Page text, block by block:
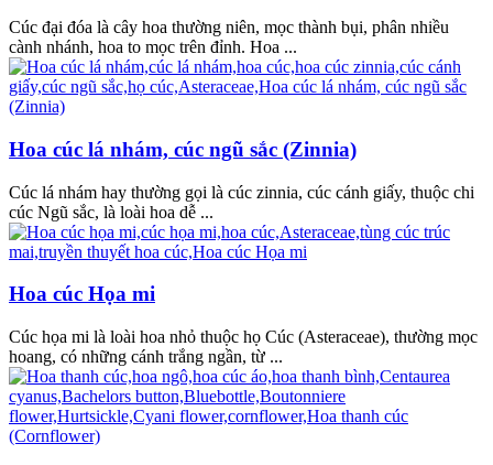
Cúc đại đóa là cây hoa thường niên, mọc thành bụi, phân nhiều
cành nhánh, hoa to mọc trên đỉnh. Hoa ...
Hoa cúc lá nhám, cúc ngũ sắc (Zinnia)
Cúc lá nhám hay thường gọi là cúc zinnia, cúc cánh giấy, thuộc chi
cúc Ngũ sắc, là loài hoa dễ ...
Hoa cúc Họa mi
Cúc họa mi là loài hoa nhỏ thuộc họ Cúc (Asteraceae), thường mọc
hoang, có những cánh trắng ngần, từ ...